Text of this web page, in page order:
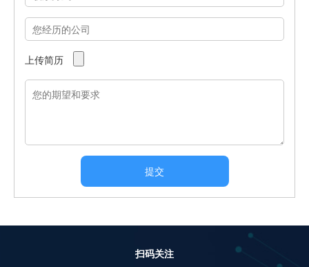
上传简历
提交
扫码关注